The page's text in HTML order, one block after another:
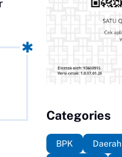
Categories
BPK Daerah